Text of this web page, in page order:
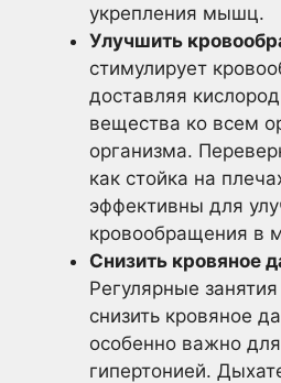
укрепления мышц.
Улучшить
стимулирует
доставляя
вещества ко всем
организма.
как стойка на
эффективны для
кровообращения в
Снизить кровяное
Регулярные
снизить кровяное
особенно важно
гипертонией.